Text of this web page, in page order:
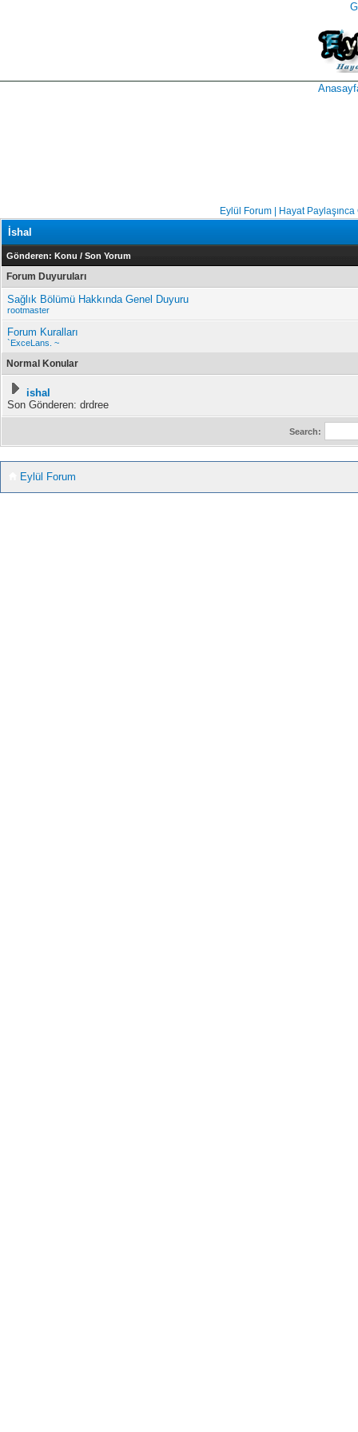
Eylül Forum | Hayat Paylaşınca
İshal
Gönderen: Konu / Son Yorum
Forum Duyuruları
Sağlık Bölümü Hakkında Genel Duyuru
rootmaster
Forum Kuralları
`ExceLans. ~
Normal Konular
ishal
Son Gönderen: drdree
Search:
Eylül Forum